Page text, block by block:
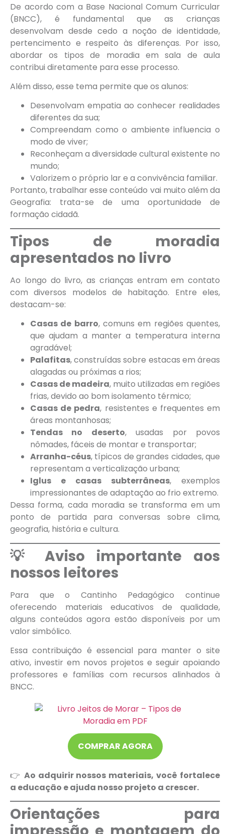
De acordo com a Base Nacional Comum Curricular
(BNCC), é fundamental que as crianças
desenvolvam desde cedo a noção de identidade,
pertencimento e respeito às diferenças. Por isso,
abordar os tipos de moradia em sala de aula
contribui diretamente para esse processo.
Além disso, esse tema permite que os alunos:
Desenvolvam empatia ao conhecer realidades
diferentes da sua;
Compreendam como o ambiente influencia o
modo de viver;
Reconheçam a diversidade cultural existente no
mundo;
Valorizem o próprio lar e a convivência familiar.
Portanto, trabalhar esse conteúdo vai muito além da
Geografia: trata-se de uma oportunidade de
formação cidadã.
Tipos de moradia
apresentados no livro
Ao longo do livro, as crianças entram em contato
com diversos modelos de habitação. Entre eles,
destacam-se:
Casas de barro, comuns em regiões quentes,
que ajudam a manter a temperatura interna
agradável;
Palafitas, construídas sobre estacas em áreas
alagadas ou próximas a rios;
Casas de madeira, muito utilizadas em regiões
frias, devido ao bom isolamento térmico;
Casas de pedra, resistentes e frequentes em
áreas montanhosas;
Tendas no deserto, usadas por povos
nômades, fáceis de montar e transportar;
Arranha-céus, típicos de grandes cidades, que
representam a verticalização urbana;
Iglus e casas subterrâneas, exemplos
impressionantes de adaptação ao frio extremo.
Dessa forma, cada moradia se transforma em um
ponto de partida para conversas sobre clima,
geografia, história e cultura.
💡 Aviso importante aos
nossos leitores
Para que o Cantinho Pedagógico continue
oferecendo materiais educativos de qualidade,
alguns conteúdos agora estão disponíveis por um
valor simbólico.
Essa contribuição é essencial para manter o site
ativo, investir em novos projetos e seguir apoiando
professores e famílias com recursos alinhados à
BNCC.
COMPRAR AGORA
👉 Ao adquirir nossos materiais, você fortalece
a educação e ajuda nosso projeto a crescer.
Orientações para